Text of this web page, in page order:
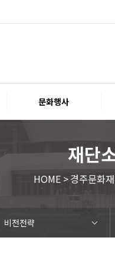
문화행사
재단
HOME > 경주문화
비전전략
화랑홀
원화홀
티켓안내
할인규정
취소·환불규정
공연장 관람예절
공연장 편의서비스
현재전시
예정전시
지난전시
미술관 관람예절
미술관 편의서비스
경주 대릉원돌담길 축제
국제경주역사문화포럼
금속공예관
경주 e스포츠 페스티벌
돗자리피크닉
국제경주역사문화포럼
교촌문화공연 신라오기
신라문화제
국제뮤직페스티벌
경주문화관1918
교촌버스킹
지역예술인 지원사업
봉황대 뮤직스퀘어
경주국악여행
제야의 종 타종식
한수원아트페스티벌
한복문화주간
동아시아 문화도시
MyK FESTA in 경주
경주시 관광기념품 공모전
뉴스
갤러리
경주예술의전당
경주문화관1918
운영조례
운영규칙
사용료
경주예술의전당
경주문화관1918
시설소개
공연장
알천미술관
기타시설
시립극단
시립합창단
시립신라고취대
연간일정
공지사항
입찰정보
채용정보
홍보·보도자료
서식·매뉴얼
웹진
FAQ
질문과답변
회원안내 · 혜택
우수고객
비전전략
사업안내
연혁
재단CI
ESG경영 선언문
인권경영선언문
임직원행동강령
문화서비스윤리헌장
통합신고센터
경영목표 예산서 운영계획
결산서
경영실적
외부기관 감사
기타공시
계약현황
기부금현황
업무추진비 복리후생비 내역
경주예술의전당
경주문화관1918
신라금속공예관